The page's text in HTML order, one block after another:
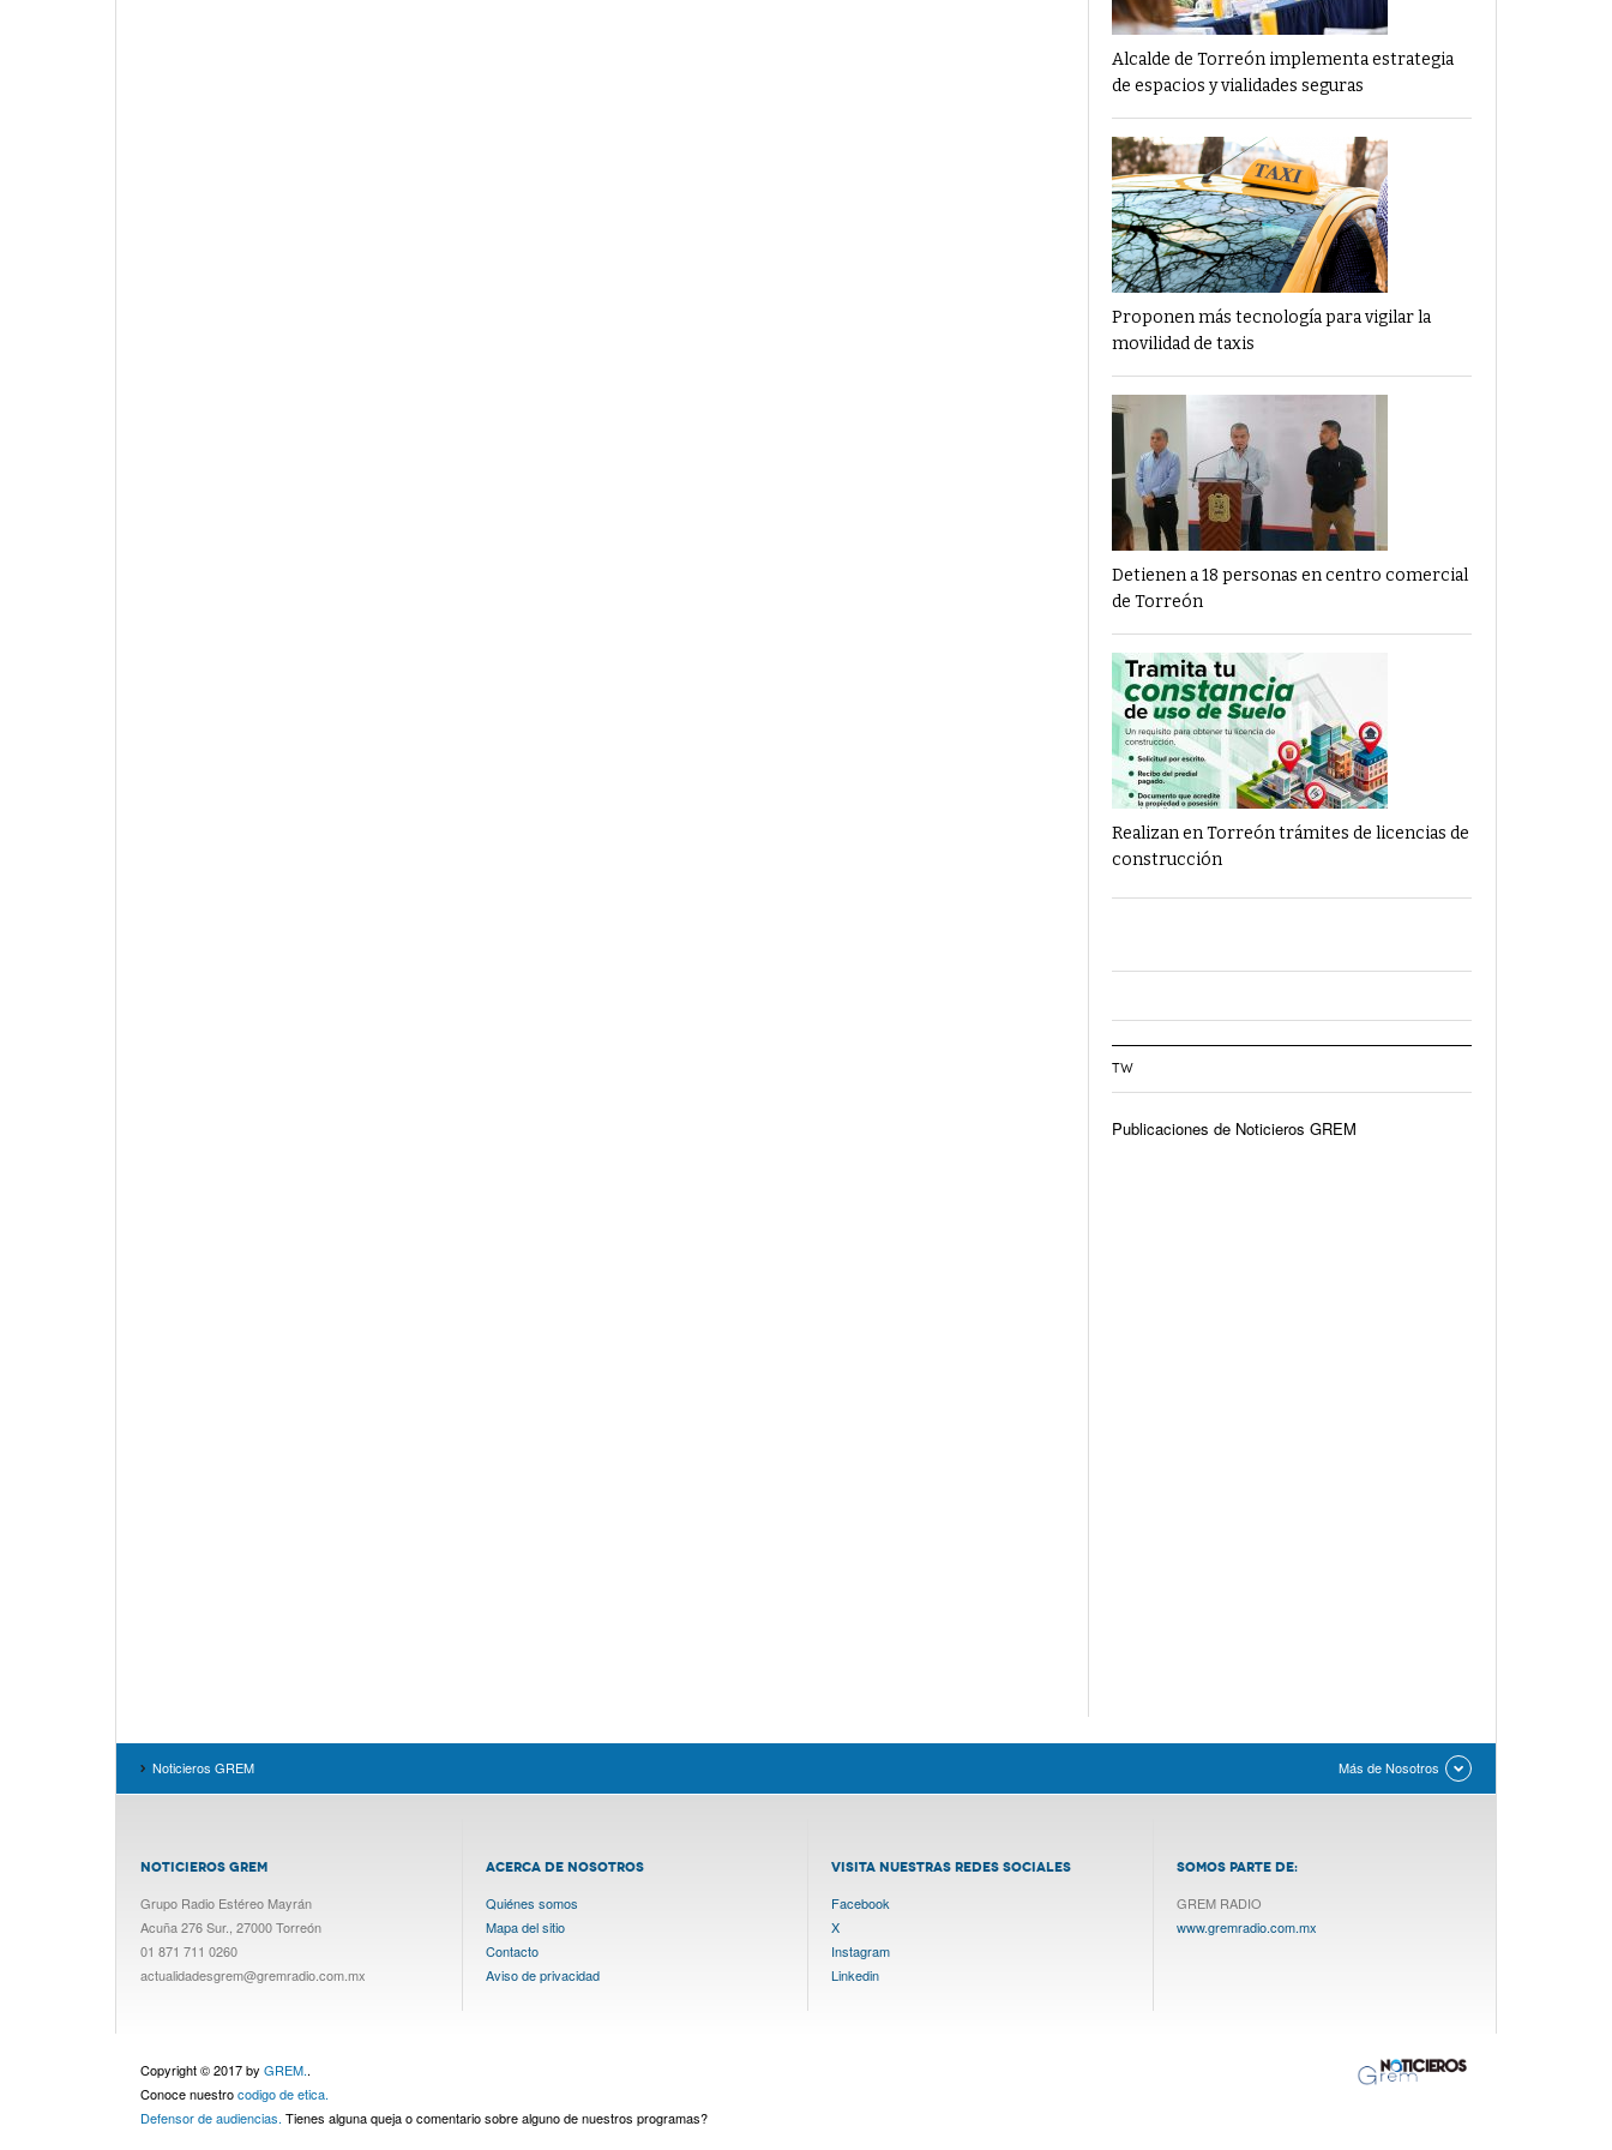
Alcalde de Torreón implementa estrategia
de espacios y vialidades seguras
Proponen más tecnología para vigilar la
movilidad de taxis
Detienen a 18 personas en centro comercial
de Torreón
Realizan en Torreón trámites de licencias de
construcción
TW
Publicaciones de Noticieros GREM
Noticieros GREM Más de Nosotros
NOTICIEROS GREM
Grupo Radio Estéreo Mayrán
Acuña 276 Sur., 27000 Torreón
01 871 711 0260
actualidadesgrem@gremradio.com.mx
ACERCA DE NOSOTROS
Quiénes somos
Mapa del sitio
Contacto
Aviso de privacidad
VISITA NUESTRAS REDES SOCIALES
Facebook
X
Instagram
Linkedin
SOMOS PARTE DE:
GREM RADIO
www.gremradio.com.mx
Copyright © 2017 by GREM..
Conoce nuestrocodigo de etica.
Defensor de audiencias. Tienes alguna queja o comentario sobre alguno de nuestros programas?